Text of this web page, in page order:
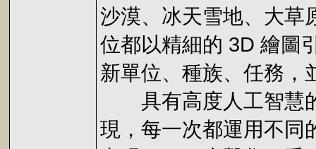
沙漠、冰天雪地、大草
位都以精細的 3D 繪圖
新單位、種族、任務，
具有高度人工智慧的
現，每一次都運用不同